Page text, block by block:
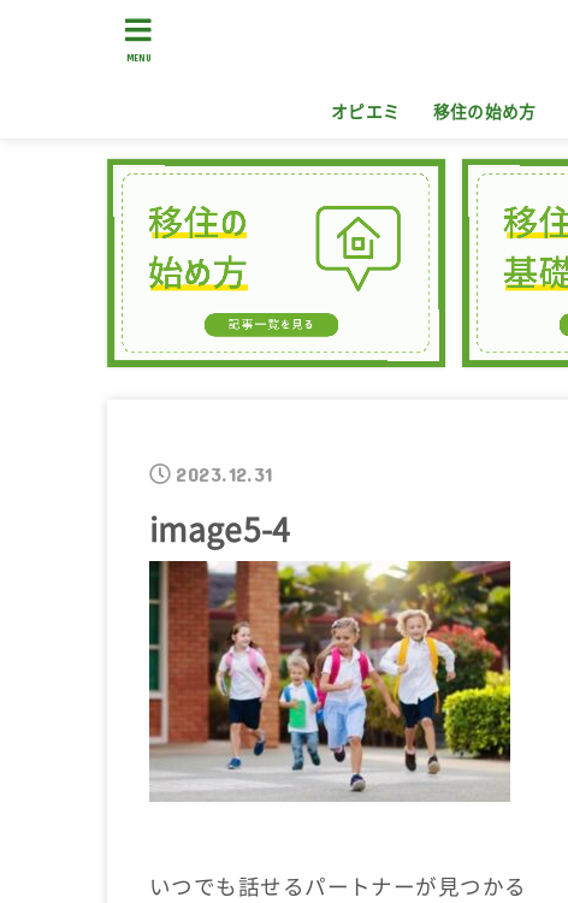
オピエミ 移住の始め方
MENU
2023.12.31
image5-4
いつでも話せるパートナーが見つかる